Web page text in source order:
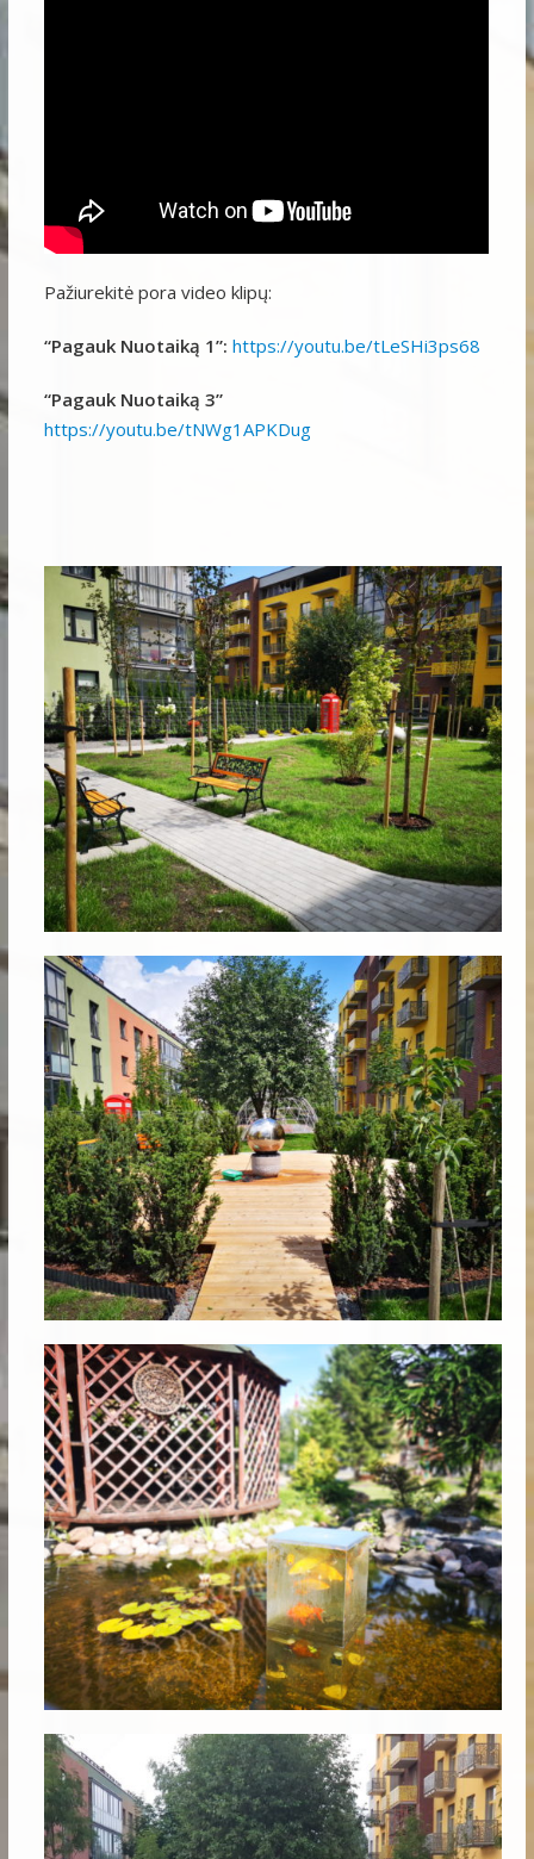
Pažiurekitė pora video klipų:
“Pagauk Nuotaiką 1”:https://youtu.be/tLeSHi3ps68
“Pagauk Nuotaiką 3”
https://youtu.be/tNWg1APKDug